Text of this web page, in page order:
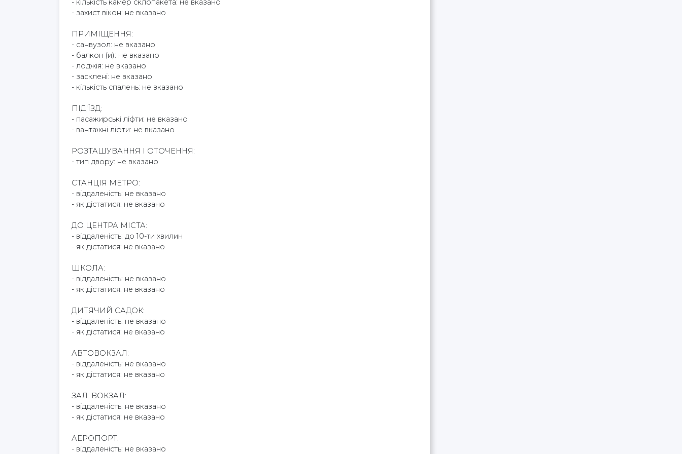
- кількість камер склопакета: не вказано
- захист вікон: не вказано
ПРИМІЩЕННЯ:
- санвузол: не вказано
- балкон (и): не вказано
- лоджія: не вказано
- засклені: не вказано
- кількість спалень: не вказано
ПІД'ЇЗД:
- пасажирські ліфти: не вказано
- вантажні ліфти: не вказано
РОЗТАШУВАННЯ І ОТОЧЕННЯ:
- тип двору: не вказано
СТАНЦІЯ МЕТРО:
- віддаленість: не вказано
- як дістатися: не вказано
ДО ЦЕНТРА МІСТА:
- віддаленість: до 10-ти хвилин
- як дістатися: не вказано
ШКОЛА:
- віддаленість: не вказано
- як дістатися: не вказано
ДИТЯЧИЙ САДОК:
- віддаленість: не вказано
- як дістатися: не вказано
АВТОВОКЗАЛ:
- віддаленість: не вказано
- як дістатися: не вказано
ЗАЛ. ВОКЗАЛ:
- віддаленість: не вказано
- як дістатися: не вказано
АЕРОПОРТ:
- віддаленість: не вказано